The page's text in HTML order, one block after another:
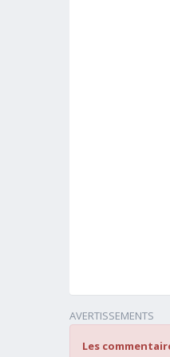
AVERTISSEMENTS
Les